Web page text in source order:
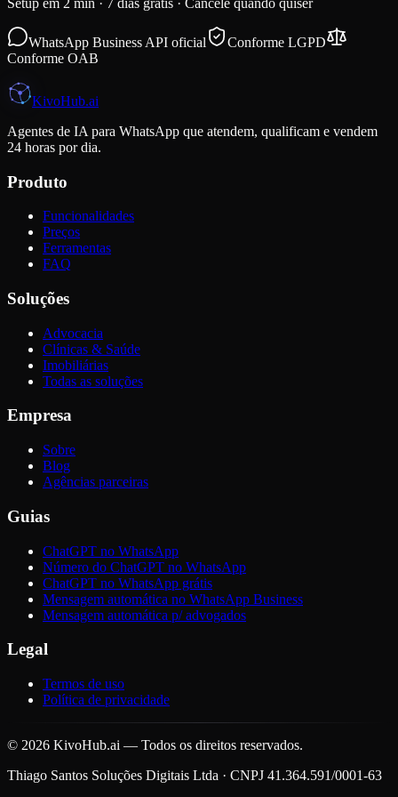
WhatsApp Business API oficial
Conforme LGPD
Conforme OAB
KivoHub.ai
Agentes de IA para WhatsApp que atendem, qualificam e vendem
24 horas por dia.
Produto
Funcionalidades
Preços
Ferramentas
FAQ
Soluções
Advocacia
Clínicas & Saúde
Imobiliárias
Todas as soluções
Empresa
Sobre
Blog
Agências parceiras
Guias
ChatGPT no WhatsApp
Número do ChatGPT no WhatsApp
ChatGPT no WhatsApp grátis
Mensagem automática no WhatsApp Business
Mensagem automática p/ advogados
Legal
Termos de uso
Política de privacidade
© 2026 KivoHub.ai — Todos os direitos reservados.
Thiago Santos Soluções Digitais Ltda · CNPJ 41.364.591/0001-63